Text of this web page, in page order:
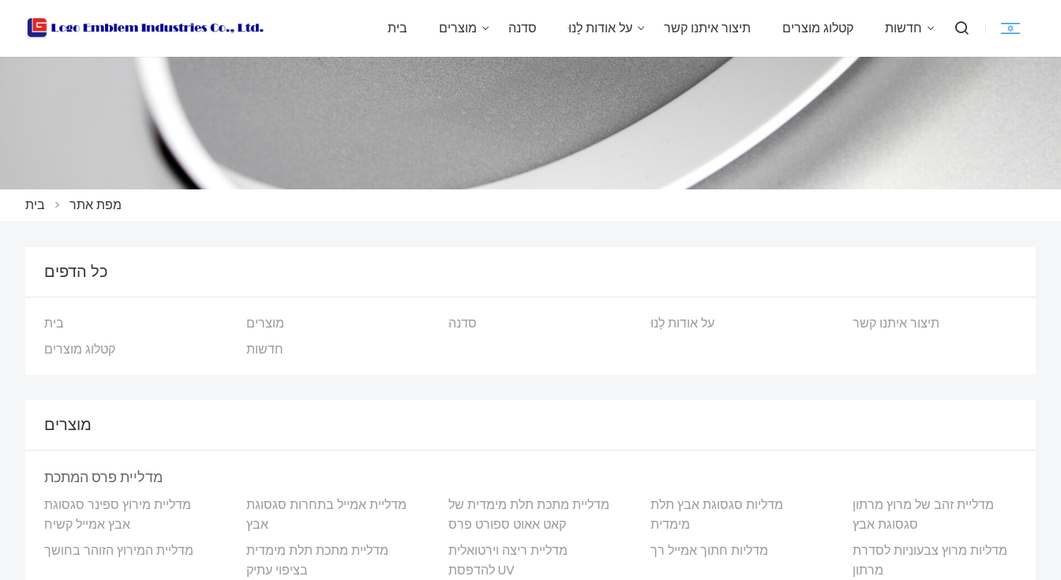
בית מוצרים סדנה על אודות לָנוּ תיצור איתנו קשר קטלוג מוצרים חדשות
בית > מפת אתר
כל הדפים
בית מוצרים סדנה על אודות לָנוּ
תיצור איתנו קשר
קטלוג מוצרים
חדשות
מוצרים
מדליית פרס המתכת
מדליית מירוץ ספינר סגסוגת
אבץ אמייל קשיח
מדליית אמייל בתחרות סגסוגת
אבץ
מדליית מתכת תלת מימדית של
קאט אאוט ספורט פרס
מדליות סגסוגת אבץ תלת
מימדית
מדליית זהב של מרוץ מרתון
סגסוגת אבץ
מדליית המירוץ הזוהר בחושך
מדליית מתכת תלת מימדית
בציפוי עתיק
מדליית ריצה וירטואלית
להדפסת UV
מדליות חתוך אמייל רך
מדליות מרוץ צבעוניות לסדרת
מרתון